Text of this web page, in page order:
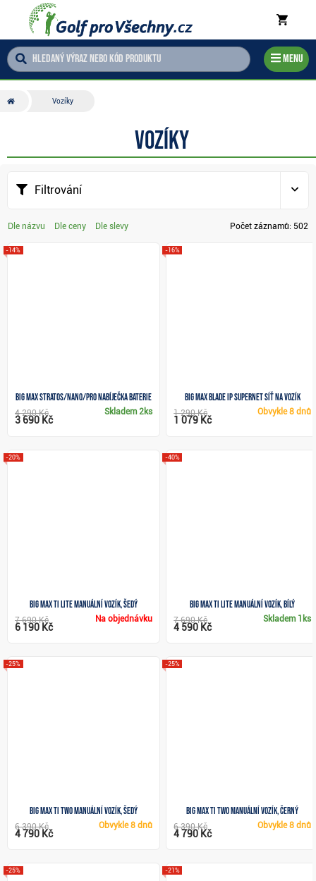
Menu
Vozíky
Vozíky
Filtrování
Dle názvu Dle ceny Dle slevy Počet záznamů: 502
Big Max Stratos/Nano/Pro nabíječka baterie
-14%
Skladem2ks
4 290 Kč
3 690 Kč
Big Max Blade IP Supernet síť na vozík
-16%
Obvykle8 dnů
1 290 Kč
1 079 Kč
Big Max Ti Lite manuální vozík, šedý
-20%
Na objednávku
7 690 Kč
6 190 Kč
Big Max Ti Lite manuální vozík, bílý
-40%
Skladem 1ks
7 690 Kč
4 590 Kč
Big Max TI TWO manuální vozík, šedý
-25%
Obvykle8 dnů
6 390 Kč
4 790 Kč
Big Max TI TWO manuální vozík, černý
-25%
Obvykle8 dnů
6 390 Kč
4 790 Kč
-25% -21%